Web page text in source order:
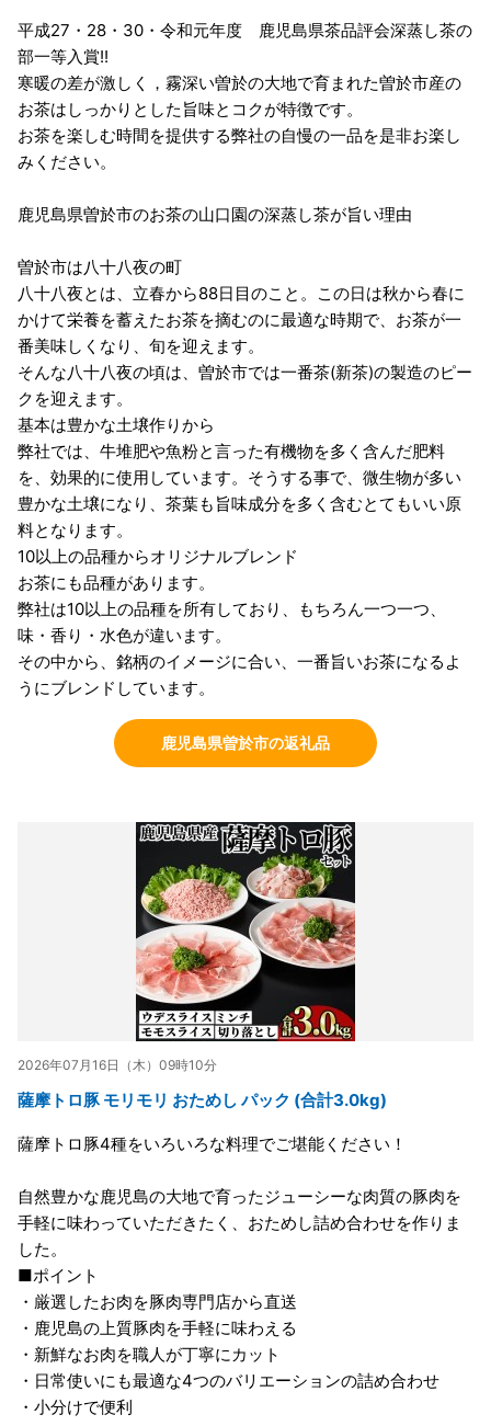
平成27・28・30・令和元年度 鹿児島県茶品評会深蒸し茶の
部一等入賞!!
寒暖の差が激しく，霧深い曽於の大地で育まれた曽於市産の
お茶はしっかりとした旨味とコクが特徴です。
お茶を楽しむ時間を提供する弊社の自慢の一品を是非お楽し
みください。
鹿児島県曽於市のお茶の山口園の深蒸し茶が旨い理由
曽於市は八十八夜の町
八十八夜とは、立春から88日目のこと。この日は秋から春に
かけて栄養を蓄えたお茶を摘むのに最適な時期で、お茶が一
番美味しくなり、旬を迎えます。
そんな八十八夜の頃は、曽於市では一番茶(新茶)の製造のピー
クを迎えます。
基本は豊かな土壌作りから
弊社では、牛堆肥や魚粉と言った有機物を多く含んだ肥料
を、効果的に使用しています。そうする事で、微生物が多い
豊かな土壌になり、茶葉も旨味成分を多く含むとてもいい原
料となります。
10以上の品種からオリジナルブレンド
お茶にも品種があります。
弊社は10以上の品種を所有しており、もちろん一つ一つ、
味・香り・水色が違います。
その中から、銘柄のイメージに合い、一番旨いお茶になるよ
うにブレンドしています。
鹿児島県曽於市の返礼品
2026年07月16日（木）09時10分
薩摩トロ豚 モリモリ おためし パック (合計3.0kg)
薩摩トロ豚4種をいろいろな料理でご堪能ください！
自然豊かな鹿児島の大地で育ったジューシーな肉質の豚肉を
手軽に味わっていただきたく、おためし詰め合わせを作りま
した。
■ポイント
・厳選したお肉を豚肉専門店から直送
・鹿児島の上質豚肉を手軽に味わえる
・新鮮なお肉を職人が丁寧にカット
・日常使いにも最適な4つのバリエーションの詰め合わせ
・小分けで便利